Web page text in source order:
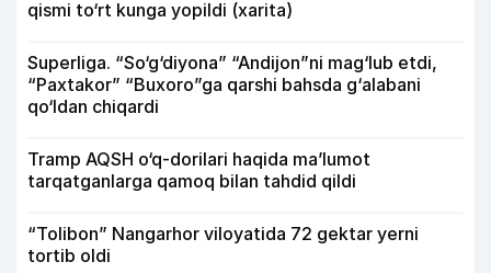
qismi to‘rt kunga yopildi (xarita)
Superliga. “So‘g‘diyona” “Andijon”ni mag‘lub etdi,
“Paxtakor” “Buxoro”ga qarshi bahsda g‘alabani
qo‘ldan chiqardi
Tramp AQSH o‘q-dorilari haqida ma’lumot
tarqatganlarga qamoq bilan tahdid qildi
“Tolibon” Nangarhor viloyatida 72 gektar yerni
tortib oldi